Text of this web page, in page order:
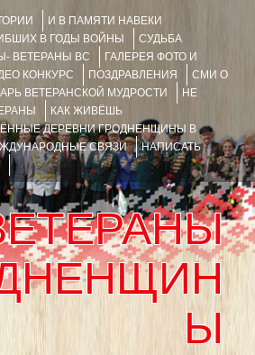
И В ПАМЯТИ НАВЕКИ
В ГОДЫ ВОЙНЫ
СУДЬБА
ВЕТЕРАНЫ ВС
ГАЛЕРЕЯ ФОТО И
КОНКУРС ПОЗДРАВЛЕНИЯ
СМИ О
ВЕТЕРАНСКОЙ МУДРОСТИ
НЕ
КАК ЖИВЁШЬ
ДЕРЕВНИ ГРОДНЕНЩИНЫ В
СВЯЗИ
НАПИСАТЬ
Ы